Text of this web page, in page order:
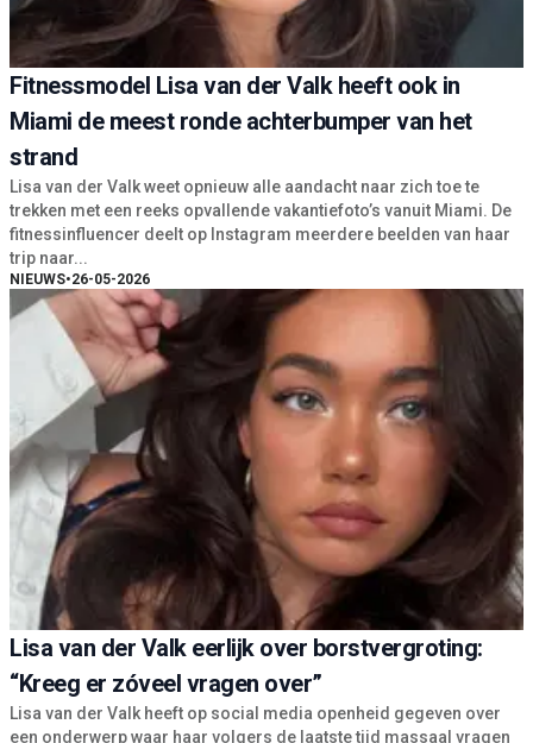
Fitnessmodel Lisa van der Valk heeft ook in
Miami de meest ronde achterbumper van het
strand
Lisa van der Valk weet opnieuw alle aandacht naar zich toe te
trekken met een reeks opvallende vakantiefoto’s vanuit Miami. De
fitnessinfluencer deelt op Instagram meerdere beelden van haar
trip naar...
NIEUWS•26-05-2026
Lisa van der Valk eerlijk over borstvergroting:
“Kreeg er zóveel vragen over”
Lisa van der Valk heeft op social media openheid gegeven over
een onderwerp waar haar volgers de laatste tijd massaal vragen